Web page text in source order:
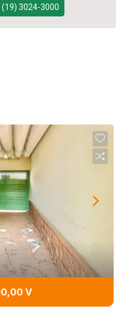
(19) 3024-3000
V